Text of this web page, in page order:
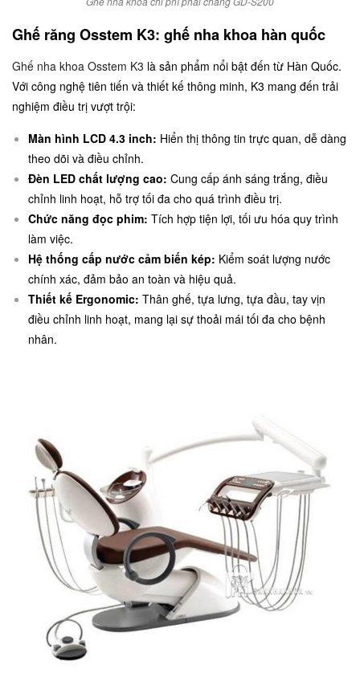
Ghế răng Osstem K3: ghế nha khoa hàn quốc
Ghế nha khoa Osstem K3 là sản phẩm nổi bật đến từ Hàn Quốc.
Với công nghệ tiên tiến và thiết kế thông minh, K3 mang đến trải
nghiệm điều trị vượt trội:
Màn hình LCD 4.3 inch: Hiển thị thông tin trực quan, dễ dàng
theo dõi và điều chỉnh.
Đèn LED chất lượng cao: Cung cấp ánh sáng trắng, điều
chỉnh linh hoạt, hỗ trợ tối đa cho quá trình điều trị.
Chức năng đọc phim: Tích hợp tiện lợi, tối ưu hóa quy trình
làm việc.
Hệ thống cấp nước cảm biến kép: Kiểm soát lượng nước
chính xác, đảm bảo an toàn và hiệu quả.
Thiết kế Ergonomic: Thân ghế, tựa lưng, tựa đầu, tay vịn
điều chỉnh linh hoạt, mang lại sự thoải mái tối đa cho bệnh
nhân.